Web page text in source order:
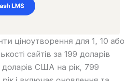
ціноутворення для 1, 10 або
сайтів за 199 доларів
США на рік, 799